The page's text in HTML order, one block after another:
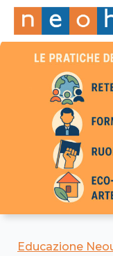
Educazione